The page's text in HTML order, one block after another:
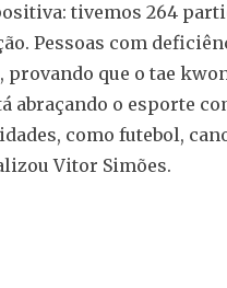
tivemos 264
Pessoas com
que o tae
abraçando o esporte
como futebol,
Vitor Simões.